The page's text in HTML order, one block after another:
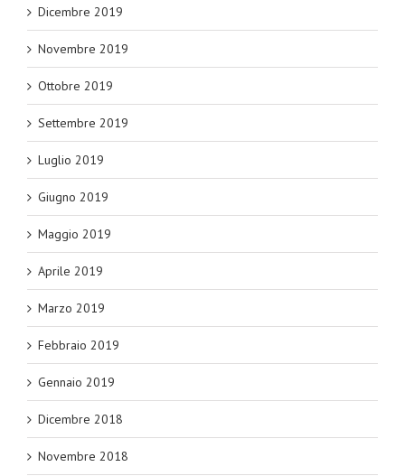
Dicembre 2019
Novembre 2019
Ottobre 2019
Settembre 2019
Luglio 2019
Giugno 2019
Maggio 2019
Aprile 2019
Marzo 2019
Febbraio 2019
Gennaio 2019
Dicembre 2018
Novembre 2018